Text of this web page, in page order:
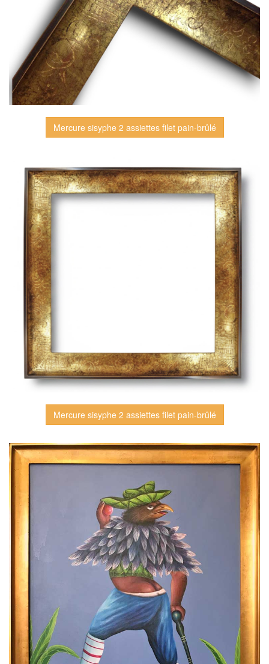
Mercure sisyphe 2 assiettes filet pain-brûlé
Mercure sisyphe 2 assiettes filet pain-brûlé